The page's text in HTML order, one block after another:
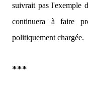
suivrait pas l'exemple
continuera à faire
politiquement chargée.
***